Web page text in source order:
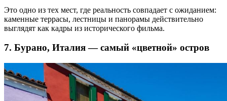
Это одно из тех мест, где реальность совпадает с ожиданием:
каменные террасы, лестницы и панорамы действительно
выглядят как кадры из исторического фильма.
7. Бурано, Италия — самый «цветной» остров